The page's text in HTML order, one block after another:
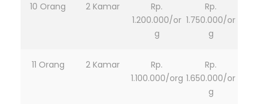
10 Orang 2 Kamar
Rp.
1.200.000/or
g
Rp.
1.750.000/or
g
11 Orang 2 Kamar
Rp.
1.100.000/org
Rp.
1.650.000/or
g